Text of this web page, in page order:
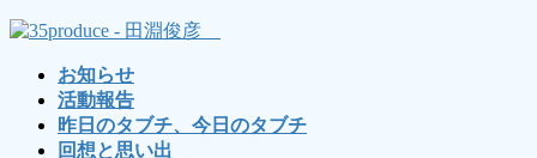
コ
ナ
お知らせ
活動報告
昨日のタブチ、今日のタブチ
回想と思い出